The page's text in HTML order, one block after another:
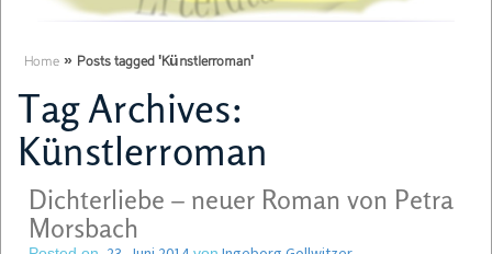
Home » Posts tagged 'Künstlerroman'
Tag Archives:
Künstlerroman
Dichterliebe – neuer Roman von Petra
Morsbach